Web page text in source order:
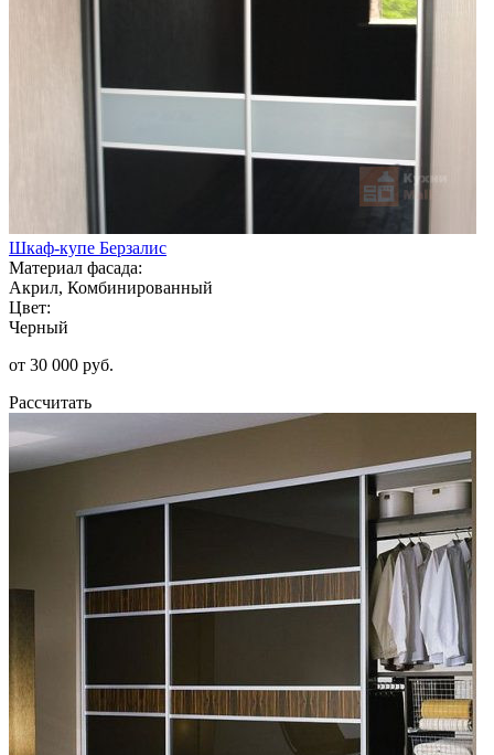
Шкаф-купе Берзалис
Материал фасада:
Акрил, Комбинированный
Цвет:
Черный
от 30 000 руб.
Рассчитать